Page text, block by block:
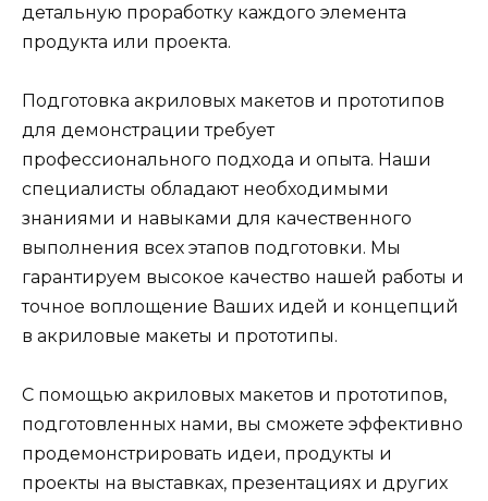
детальную проработку каждого элемента
продукта или проекта.
Подготовка акриловых макетов и прототипов
для демонстрации требует
профессионального подхода и опыта. Наши
специалисты обладают необходимыми
знаниями и навыками для качественного
выполнения всех этапов подготовки. Мы
гарантируем высокое качество нашей работы и
точное воплощение Ваших идей и концепций
в акриловые макеты и прототипы.
С помощью акриловых макетов и прототипов,
подготовленных нами, вы сможете эффективно
продемонстрировать идеи, продукты и
проекты на выставках, презентациях и других